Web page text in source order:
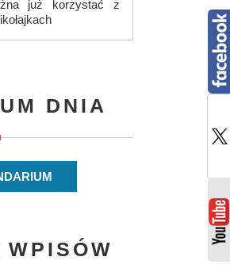
już korzystać z
DNIA